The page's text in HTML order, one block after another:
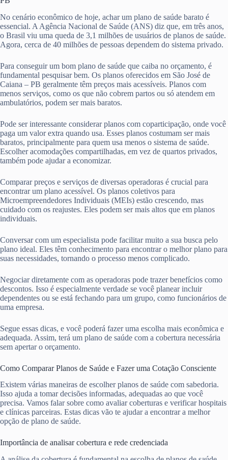
No cenário econômico de hoje, achar um plano de saúde barato é
essencial. A Agência Nacional de Saúde (ANS) diz que, em três anos,
o Brasil viu uma queda de 3,1 milhões de usuários de planos de saúde.
Agora, cerca de 40 milhões de pessoas dependem do sistema privado.
Para conseguir um bom plano de saúde que caiba no orçamento, é
fundamental pesquisar bem. Os planos oferecidos em São José de
Caiana – PB geralmente têm preços mais acessíveis. Planos com
menos serviços, como os que não cobrem partos ou só atendem em
ambulatórios, podem ser mais baratos.
Pode ser interessante considerar planos com coparticipação, onde você
paga um valor extra quando usa. Esses planos costumam ser mais
baratos, principalmente para quem usa menos o sistema de saúde.
Escolher acomodações compartilhadas, em vez de quartos privados,
também pode ajudar a economizar.
Comparar preços e serviços de diversas operadoras é crucial para
encontrar um plano acessível. Os planos coletivos para
Microempreendedores Individuais (MEIs) estão crescendo, mas
cuidado com os reajustes. Eles podem ser mais altos que em planos
individuais.
Conversar com um especialista pode facilitar muito a sua busca pelo
plano ideal. Eles têm conhecimento para encontrar o melhor plano para
suas necessidades, tornando o processo menos complicado.
Negociar diretamente com as operadoras pode trazer benefícios como
descontos. Isso é especialmente verdade se você planear incluir
dependentes ou se está fechando para um grupo, como funcionários de
uma empresa.
Segue essas dicas, e você poderá fazer uma escolha mais econômica e
adequada. Assim, terá um plano de saúde com a cobertura necessária
sem apertar o orçamento.
Como Comparar Planos de Saúde e Fazer uma Cotação Consciente
Existem várias maneiras de escolher planos de saúde com sabedoria.
Isso ajuda a tomar decisões informadas, adequadas ao que você
precisa. Vamos falar sobre como avaliar coberturas e verificar hospitais
e clínicas parceiras. Estas dicas vão te ajudar a encontrar a melhor
opção de plano de saúde.
Importância de analisar cobertura e rede credenciada